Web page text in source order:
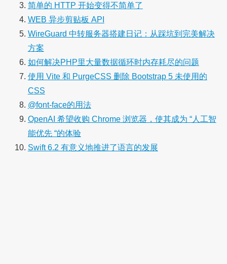
简单的 HTTP 开始变得不简单了
WEB 异步剪贴板 API
WireGuard 中转服务器搭建日记：从踩坑到完美解决
方案
如何解决PHP里大量数据循环时内存耗尽的问题
使用 Vite 和 PurgeCSS 删除 Bootstrap 5 未使用的
CSS
@font-face的用法
OpenAI 希望收购 Chrome 浏览器，使其成为 “人工智
能优先 “的体验
Swift 6.2 有意义地推进了语言的发展